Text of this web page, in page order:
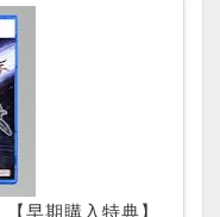
早期購入特典】